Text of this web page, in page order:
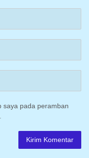
saya pada peramban